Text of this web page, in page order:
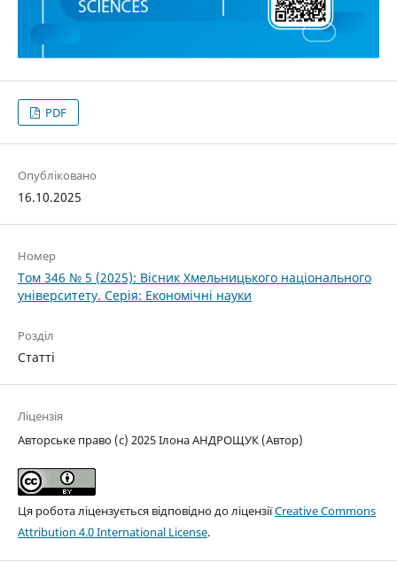
PDF
Опубліковано
16.10.2025
Номер
Том 346 № 5 (2025): Вісник Хмельницького національного
університету. Серія: Економічні науки
Розділ
Статті
Ліцензія
Авторське право (c) 2025 Ілона АНДРОЩУК (Автор)
Ця робота ліцензується відповідно до ліцензіїCreative Commons
Attribution 4.0 International License.